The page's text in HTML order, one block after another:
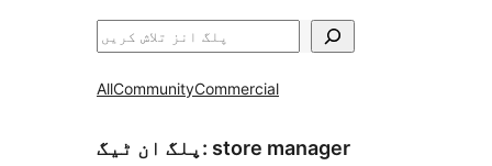
تلاش
AllCommunityCommercial
پلگ ان ٹیگ: store manager